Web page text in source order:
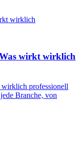
wirkt wirklich
professionell
Branche, von